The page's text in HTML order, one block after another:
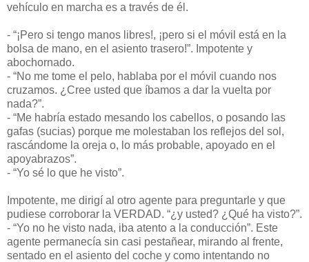
vehículo en marcha es a través de él.
- “¡Pero si tengo manos libres!, ¡pero si el móvil está en la
bolsa de mano, en el asiento trasero!”. Impotente y
abochornado.
- “No me tome el pelo, hablaba por el móvil cuando nos
cruzamos. ¿Cree usted que íbamos a dar la vuelta por
nada?”.
- “Me habría estado mesando los cabellos, o posando las
gafas (sucias) porque me molestaban los reflejos del sol,
rascándome la oreja o, lo más probable, apoyado en el
apoyabrazos”.
- “Yo sé lo que he visto”.
Impotente, me dirigí al otro agente para preguntarle y que
pudiese corroborar la VERDAD. “¿y usted? ¿Qué ha visto?”.
- “Yo no he visto nada, iba atento a la conducción”. Este
agente permanecía sin casi pestañear, mirando al frente,
sentado en el asiento del coche y como intentando no